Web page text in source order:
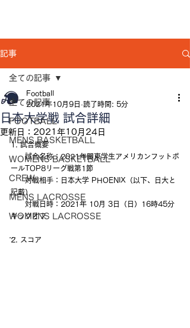
記事
全ての記事
FOOTBALL
MENS BASKETBALL
WOMENS BASKETBALL
CREW
MENS LACROSSE
WOMENS LACROSSE
...
全ての記事
日本大学戦 試合詳細
Football
2021年10月9日 読了時間: 5分
更新日： 2021年10月24日
1. 試合概要
試合名称：2021年関東学生アメリカンフットボ
ールTOP8リーグ戦第1節
対戦相手：日本大学 PHOENIX（以下、日大と
記載）
対戦日時：2021年 10月 3日（日）16時45分
キックオフ
2. スコア